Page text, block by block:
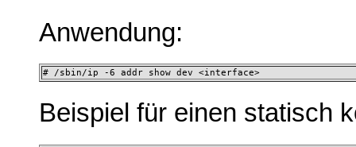
Anwendung:
# /sbin/ip -6 addr show dev <interface>
Beispiel für einen statisch